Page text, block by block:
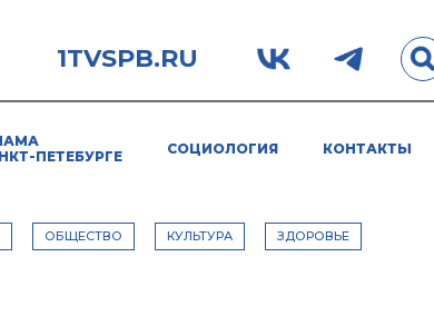
1TVSPB.RU
ПЕТЕБУРГЕ
СОЦИОЛОГИЯ КОНТАКТЫ
ОБЩЕСТВО КУЛЬТУРА ЗДОРОВЬЕ